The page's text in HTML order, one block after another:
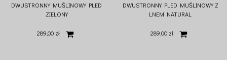
DWUSTRONNY MUŚLINOWY PLED
ZIELONY
289,00 zł
DWUSTRONNY PLED MUŚLINOWY Z
LNEM NATURAL
289,00 zł